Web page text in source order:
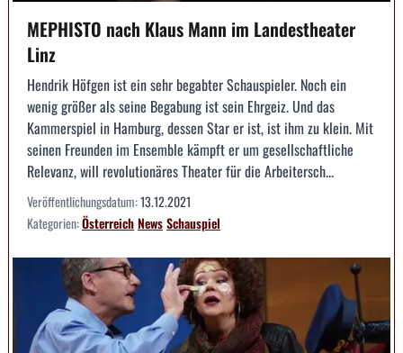
MEPHISTO nach Klaus Mann im Landestheater
Linz
Hendrik Höfgen ist ein sehr begabter Schauspieler. Noch ein
wenig größer als seine Begabung ist sein Ehrgeiz. Und das
Kammerspiel in Hamburg, dessen Star er ist, ist ihm zu klein. Mit
seinen Freunden im Ensemble kämpft er um gesellschaftliche
Relevanz, will revolutionäres Theater für die Arbeitersch...
Veröffentlichungsdatum:13.12.2021
Kategorien:ÖsterreichNewsSchauspiel